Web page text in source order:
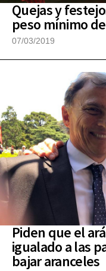
Quejas y
peso mínimo
07/03/2019
Piden que el
igualado a las
bajar aranceles